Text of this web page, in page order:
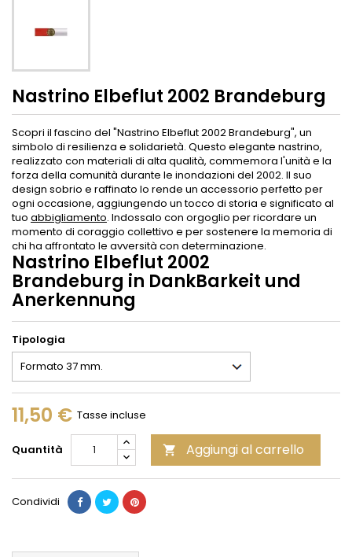
Nastrino Elbeflut 2002 Brandeburg
Scopri il fascino del "Nastrino Elbeflut 2002 Brandeburg", un
simbolo di resilienza e solidarietà. Questo elegante nastrino,
realizzato con materiali di alta qualità, commemora l'unità e la
forza della comunità durante le inondazioni del 2002. Il suo
design sobrio e raffinato lo rende un accessorio perfetto per
ogni occasione, aggiungendo un tocco di storia e significato al
tuo abbigliamento. Indossalo con orgoglio per ricordare un
momento di coraggio collettivo e per sostenere la memoria di
chi ha affrontato le avversità con determinazione.
Nastrino Elbeflut 2002
Brandeburg in DankBarkeit und
Anerkennung
Tipologia
11,50 € Tasse incluse
Quantità  Aggiungi al carrello
Condividi